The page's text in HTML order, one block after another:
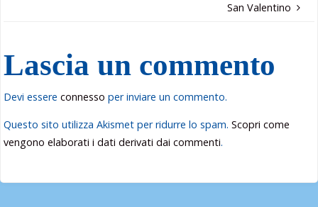
San Valentino
Lascia un commento
Devi essereconnesso per inviare un commento.
Questo sito utilizza Akismet per ridurre lo spam.Scopri come
vengono elaborati i dati derivati dai commenti.